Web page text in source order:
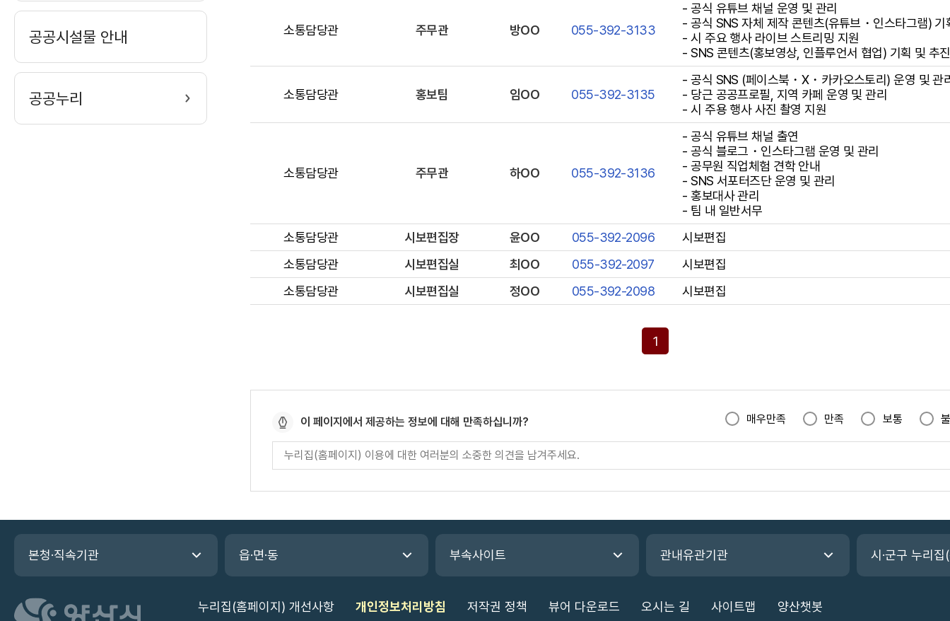
공공시설물 안내
공공누리
소통담당관 주무관 방OO 055-392-3133
- 공식 유튜브 채널 운영 및 관리
- 공식 SNS 자체 제작 콘텐츠(유튜브・인스타그램) 기
- 시 주요 행사 라이브 스트리밍 지원
- SNS 콘텐츠(홍보영상, 인플루언서 협업) 기획 및 추진
소통담당관 홍보팀 임OO 055-392-3135
- 공식 SNS (페이스북・X・카카오스토리) 운영 및 관
- 당근 공공프로필, 지역 카페 운영 및 관리
- 시 주용 행사 사진 촬영 지원
소통담당관 주무관 하OO 055-392-3136
- 공식 유튜브 채널 출연
- 공식 블로그・인스타그램 운영 및 관리
- 공무원 직업체험 견학 안내
- SNS 서포터즈단 운영 및 관리
- 홍보대사 관리
- 팀 내 일반서무
소통담당관
시보편집장 윤OO 055-392-2096
시보편집
소통담당관
시보편집실 최OO 055-392-2097
시보편집
소통담당관
시보편집실 정OO 055-392-2098 시보편집
1
페
이
만
족
이 페이지에서 제공하는 정보에 대해 만족하십니까? 매우만족 만족 보통
만
도
입
바
본청·직속기관 읍·면·동 부속사이트 관내유관기관 시·군구 누리
누리집(홈페이지) 개선사항 개인정보처리방침 저작권 정책 뷰어 다운로드 오시는 길 사이트맵 양산챗봇